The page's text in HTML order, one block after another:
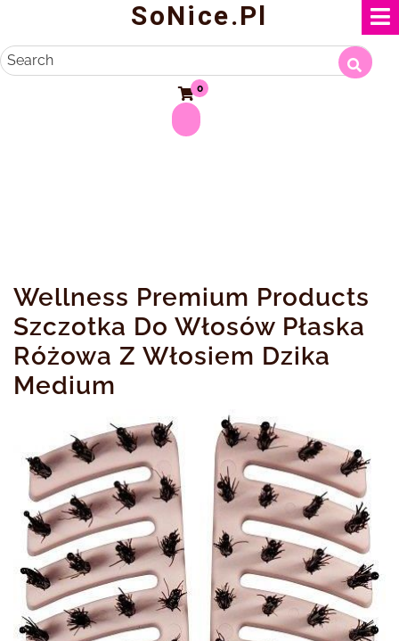
content
SoNice.pl
Search
0
Wellness Premium Products
Szczotka Do Włosów Płaska
Różowa Z Włosiem Dzika
Medium